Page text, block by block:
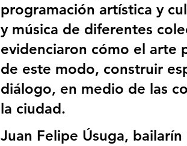
programación artística y
y música de diferentes
evidenciaron cómo el arte
de este modo, construir
diálogo, en medio de las
la ciudad.
Juan Felipe Úsuga,